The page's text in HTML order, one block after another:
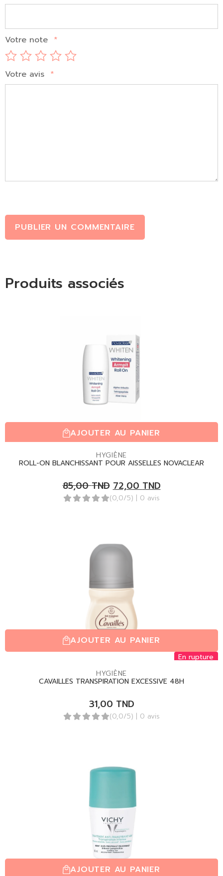
Votre note *
Votre avis *
PUBLIER UN COMMENTAIRE
Produits associés
AJOUTER AU PANIER
HYGIÈNE
ROLL-ON BLANCHISSANT POUR AISSELLES NOVACLEAR
85,00TND 72,00TND
(0,0/5) | 0 avis
AJOUTER AU PANIER
En rupture
HYGIÈNE
CAVAILLES TRANSPIRATION EXCESSIVE 48H
31,00 TND
(0,0/5) | 0 avis
AJOUTER AU PANIER